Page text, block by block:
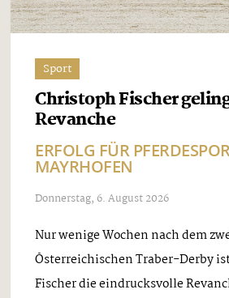
Sport
Christoph Fischer
Revanche
ERFOLG FÜR
MAYRHOFEN
Donnerstag, 6. August 2026
Nur wenige Wochen nach dem
Österreichischen Traber-Derby
Fischer die eindrucksvolle